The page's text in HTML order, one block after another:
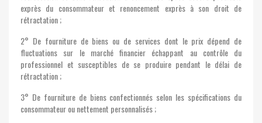
exprès du consommateur et renoncement exprès à son droit de
rétractation ;
2° De fourniture de biens ou de services dont le prix dépend de
fluctuations sur le marché financier échappant au contrôle du
professionnel et susceptibles de se produire pendant le délai de
rétractation ;
3° De fourniture de biens confectionnés selon les spécifications du
consommateur ou nettement personnalisés ;